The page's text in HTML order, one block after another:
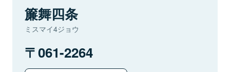
簾舞四条
ミスマイ4ジョウ
061-2264